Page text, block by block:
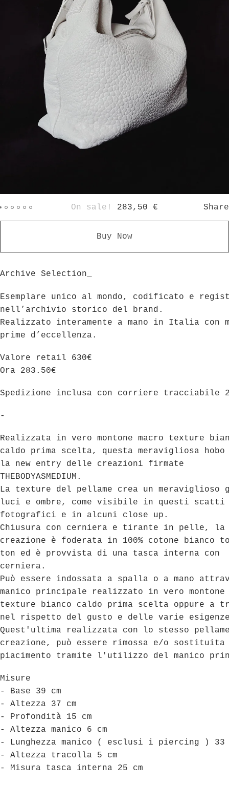
On sale! 283,50 € Share
Buy Now
Archive Selection_
Esemplare unico al mondo, codificato e
nell’archivio storico del brand.
Realizzato interamente a mano in Italia con
prime d’eccellenza.
Valore retail 630€
Ora 283.50€
Spedizione inclusa con corriere tracciabile
-
Realizzata in vero montone macro texture
caldo prima scelta, questa meravigliosa hobo
la new entry delle creazioni firmate
THEBODYASMEDIUM.
La texture del pellame crea un meraviglioso
luci e ombre, come visibile in questi scatti
fotografici e in alcuni close up.
Chiusura con cerniera e tirante in pelle, la
creazione è foderata in 100% cotone bianco
ton ed è provvista di una tasca interna con
cerniera.
Può essere indossata a spalla o a mano
manico principale realizzato in vero montone
texture bianco caldo prima scelta oppure a
nel rispetto del gusto e delle varie
Quest'ultima realizzata con lo stesso
creazione, può essere rimossa e/o sostituita
piacimento tramite l'utilizzo del manico
Misure
- Base 39 cm
- Altezza 37 cm
- Profondità 15 cm
- Altezza manico 6 cm
- Lunghezza manico ( esclusi i piercing ) 33
- Altezza tracolla 5 cm
- Misura tasca interna 25 cm